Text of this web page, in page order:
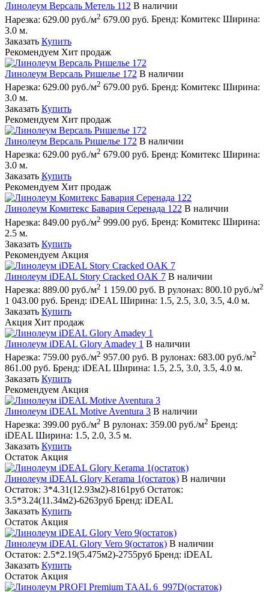
Линолеум Версаль Метель 112 В наличии
Нарезка: 629.00 руб./м2 679.00 руб. Бренд: Комитекс Ширина:
3.0 м.
Заказать Купить
Рекомендуем Хит продаж
Линолеум Версаль Ришелье 172 В наличии
Нарезка: 629.00 руб./м2 679.00 руб. Бренд: Комитекс Ширина:
3.0 м.
Заказать Купить
Рекомендуем Хит продаж
Линолеум Версаль Ришелье 172 В наличии
Нарезка: 629.00 руб./м2 679.00 руб. Бренд: Комитекс Ширина:
3.0 м.
Заказать Купить
Рекомендуем Хит продаж
Линолеум Комитекс Бавария Серенада 122 В наличии
Нарезка: 849.00 руб./м2 999.00 руб. Бренд: Комитекс Ширина:
2.5 м.
Заказать Купить
Рекомендуем Акция
Линолеум iDEAL Story Cracked OAK 7 В наличии
Нарезка: 889.00 руб./м2 1 159.00 руб. В рулонах: 800.10 руб./м2
1 043.00 руб. Бренд: iDEAL Ширина: 1.5, 2.5, 3.0, 3.5, 4.0 м.
Заказать Купить
Акция Хит продаж
Линолеум iDEAL Glory Amadey 1 В наличии
Нарезка: 759.00 руб./м2 957.00 руб. В рулонах: 683.00 руб./м2
861.00 руб. Бренд: iDEAL Ширина: 1.5, 2.5, 3.0, 3.5, 4.0 м.
Заказать Купить
Рекомендуем Акция
Линолеум iDEAL Motive Aventura 3 В наличии
Нарезка: 399.00 руб./м2 В рулонах: 359.00 руб./м2 Бренд:
iDEAL Ширина: 1.5, 2.0, 3.5 м.
Заказать Купить
Остаток Акция
Линолеум iDEAL Glory Kerama 1(остаток) В наличии
Остаток: 3*4.31(12.93м2)-8161руб Остаток:
3.5*3.24(11.34м2)-6263руб Бренд: iDEAL
Заказать Купить
Остаток Акция
Линолеум iDEAL Glory Vero 9(остаток) В наличии
Остаток: 2.5*2.19(5.475м2)-2755руб Бренд: iDEAL
Заказать Купить
Остаток Акция